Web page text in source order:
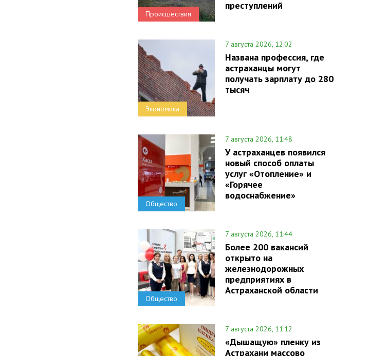
Происшествия
преступлений
Экономика
7 августа 2026, 12:02
Названа профессия, где
астраханцы могут
получать зарплату до 280
тысяч
Общество
7 августа 2026, 11:48
У астраханцев появился
новый способ оплаты
услуг «Отопление» и
«Горячее
водоснабжение»
Общество
7 августа 2026, 11:44
Более 200 вакансий
открыто на
железнодорожных
предприятиях в
Астраханской области
7 августа 2026, 11:12
«Дышащую» пленку из
Астрахани массово